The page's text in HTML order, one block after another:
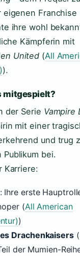
eigenen Franchise
ihre wohl
Kämpferin mit
United (All
).
mitgespielt?
der Serie Vampire
mit einer
und trug
bei.
Karriere:
Ihre erste
(All American
)
Drachenkaisers
der Mumien-